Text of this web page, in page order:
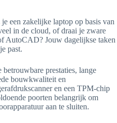
een zakelijke laptop op basis van
in de cloud, of draai je zware
AutoCAD? Jouw dagelijkse taken
past.
prestaties, lange
bouwkwaliteit en
en een TPM-chip
poorten belangrijk om
aan te sluiten.